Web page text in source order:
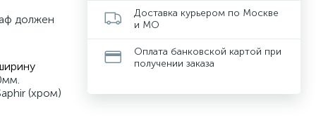
должен
(хром)
Доставка курьером по Москве
и МО
Оплата банковской картой при
получении заказа